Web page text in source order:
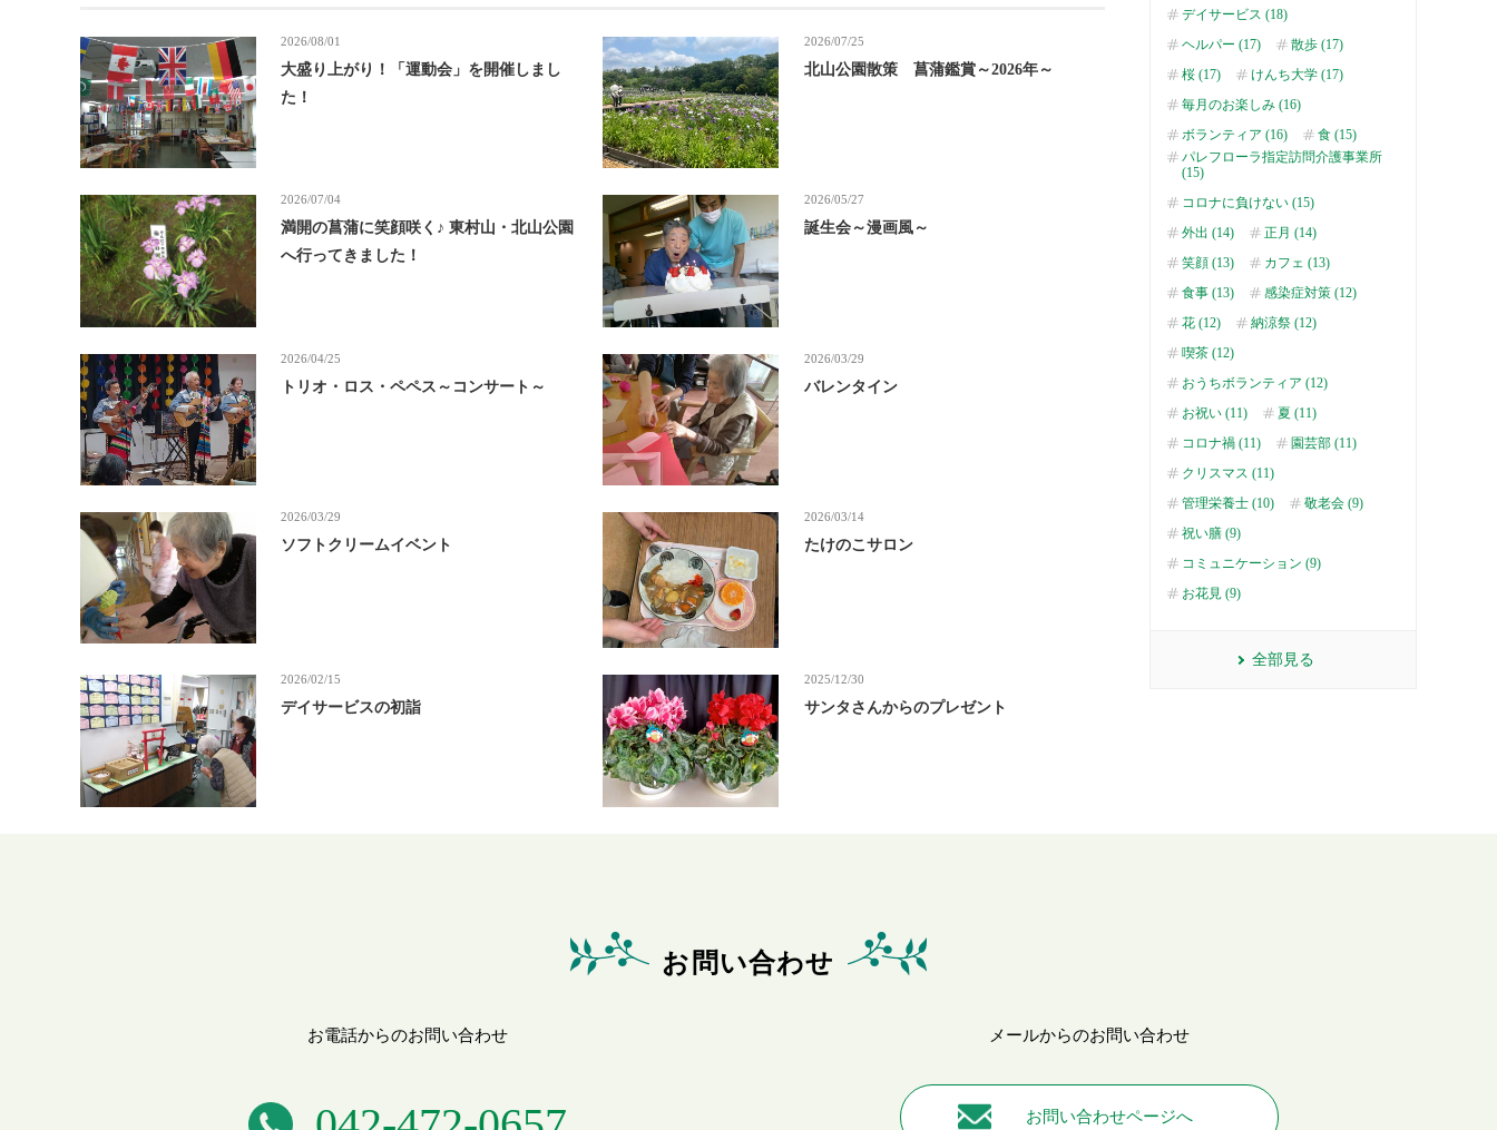
2026/08/01
大盛り上がり！「運動会」を開催しまし
た！
2026/07/25
北山公園散策 菖蒲鑑賞～2026年～
2026/07/04
満開の菖蒲に笑顔咲く♪ 東村山・北山公園
へ行ってきました！
2026/05/27
誕生会～漫画風～
2026/04/25
トリオ・ロス・ペペス～コンサート～
2026/03/29
バレンタイン
2026/03/29
ソフトクリームイベント
2026/03/14
たけのこサロン
2026/02/15
デイサービスの初詣
2025/12/30
サンタさんからのプレゼント
デイサービス (18)
ヘルパー (17)
散歩 (17)
桜 (17)
けんち大学 (17)
毎月のお楽しみ (16)
ボランティア (16)
食 (15)
パレフローラ指定訪問介護事業所
(15)
コロナに負けない (15)
外出 (14)
正月 (14)
笑顔 (13)
カフェ (13)
食事 (13)
感染症対策 (12)
花 (12)
納涼祭 (12)
喫茶 (12)
おうちボランティア (12)
お祝い (11)
夏 (11)
コロナ禍 (11)
園芸部 (11)
クリスマス (11)
管理栄養士 (10)
敬老会 (9)
祝い膳 (9)
コミュニケーション (9)
お花見 (9)
全部見る
お問い合わせ
お電話からのお問い合わせ メールからのお問い合わせ
お問い合わせページへ